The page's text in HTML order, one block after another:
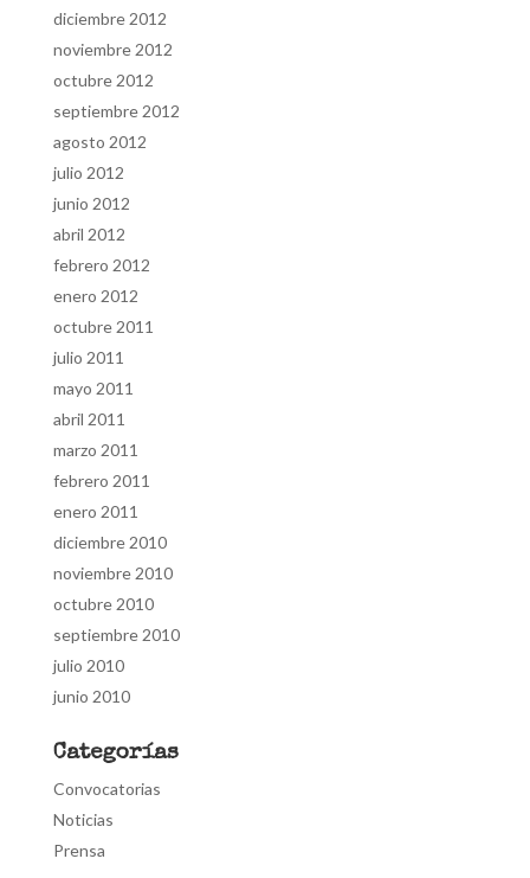
diciembre 2012
noviembre 2012
octubre 2012
septiembre 2012
agosto 2012
julio 2012
junio 2012
abril 2012
febrero 2012
enero 2012
octubre 2011
julio 2011
mayo 2011
abril 2011
marzo 2011
febrero 2011
enero 2011
diciembre 2010
noviembre 2010
octubre 2010
septiembre 2010
julio 2010
junio 2010
Categorías
Convocatorias
Noticias
Prensa